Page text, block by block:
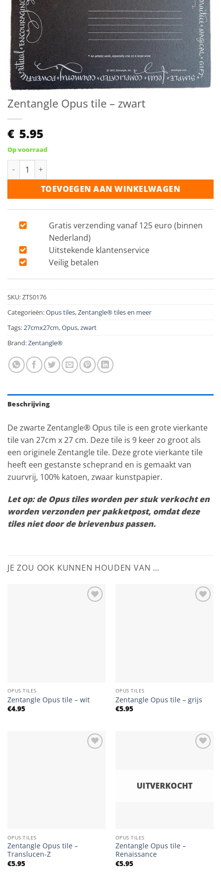
Zentangle Opus tile – zwart
€ 5.95
Op voorraad
Zentangle Opus tile - zwart aantal
TOEVOEGEN AAN WINKELWAGEN
Gratis verzending vanaf 125 euro (binnen
Nederland)
Uitstekende klantenservice
Veilig betalen
SKU:ZTS0176
Categorieën:Opus tiles,Zentangle® tiles en meer
Tags:27cmx27cm,Opus,zwart
Brand:Zentangle®
Beschrijving
De zwarte Zentangle® Opus tile is een grote vierkante
tile van 27cm x 27 cm. Deze tile is 9 keer zo groot als
een originele Zentangle tile. Deze grote vierkante tile
heeft een gestanste scheprand en is gemaakt van
zuurvrij, 100% katoen, zwaar kunstpapier.
Let op: de Opus tiles worden per stuk verkocht en
worden verzonden per pakketpost, omdat deze
tiles niet door de brievenbus passen.
JE ZOU OOK KUNNEN HOUDEN VAN …
OPUS TILES
Zentangle Opus tile – wit
€4.95
OPUS TILES
Zentangle Opus tile – grijs
€5.95
OPUS TILES
Zentangle Opus tile –
Translucen-Z
€5.95
UITVERKOCHT
OPUS TILES
Zentangle Opus tile –
Renaissance
€5.95